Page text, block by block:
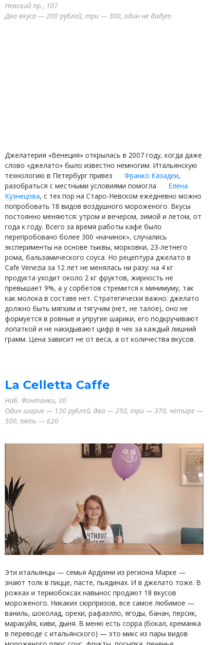
Невский пр., 107
Два вкуса — 200 рублей, три — 300, один не дадут
Джелатерия «Венеция» открылась в 2007 году, когда даже
слово «джелато» было известно немногим. Итальянскую
технологию в Петербург привез
Франко Казадеи,
разобраться с местными условиями помогла
Елена
Кузнецова, с тех пор на Старо-Невском ежедневно можно
попробовать 18 видов воздушного мороженого. Вкусы
постоянно меняются: утром и вечером, зимой и летом, от
года к году. Всего за время работы кафе было
перепробовано более 300 «начинок», случались
эксперименты на основе тыквы, морковки, 23-летнего
рома, бальзамического соуса. Но рецептура джелато в
Cafe Venezia за 12 лет не менялась ни разу: на 4 кг
продукта уходит около 2 кг фруктов, жирность не
превышает 9%, а у сорбетов стремится к минимуму, так
как молока в составе нет. Стратегически важно: джелато
должно быть мягким и тягучим (нет, не талое), оно не
формуется в ровные и упругие шарики, его подкручивают
лопаткой и не накидывают цифр в чек за каждый лишний
грамм. Цена зависит не от веса, а от количества вкусов.
La Celletta Caffe
Наб. Фонтанки, 30
Один шарик — 130 рублей, два — 250, три — 370, четыре —
500, пять — 620
Эти итальянцы — семья Ардуини из региона Марке —
знают толк в пицце, пасте, пьядинах. И в джелато тоже. В
рожках и термобоксах навынос продают 18 вкусов
мороженого. Никаких сюрпризов, все самое любимое —
ваниль, шоколад, орехи, рафаэлло, ягоды, банан, персик,
маракуйя, киви, дыня. В меню есть coppa (бокал, креманка
в переводе с итальянского) — это микс из пары видов